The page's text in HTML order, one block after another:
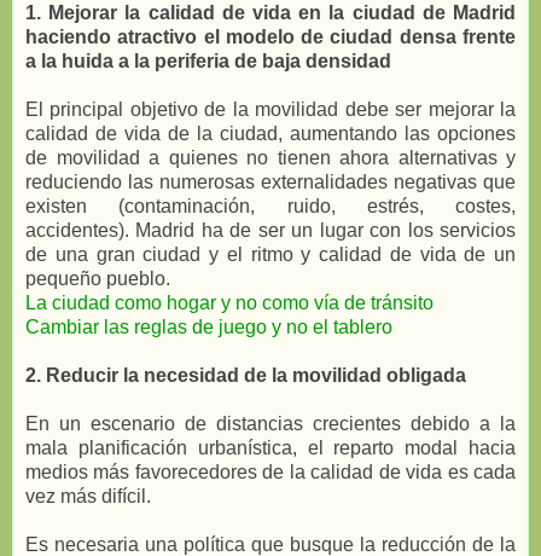
1. Mejorar la calidad de vida en la ciudad de Madrid
haciendo atractivo el modelo de ciudad densa frente
a la huida a la periferia de baja densidad
El principal objetivo de la movilidad debe ser mejorar la
calidad de vida de la ciudad, aumentando las opciones
de movilidad a quienes no tienen ahora alternativas y
reduciendo las numerosas externalidades negativas que
existen (contaminación, ruido, estrés, costes,
accidentes). Madrid ha de ser un lugar con los servicios
de una gran ciudad y el ritmo y calidad de vida de un
pequeño pueblo.
La ciudad como hogar y no como vía de tránsito
Cambiar las reglas de juego y no el tablero
2. Reducir la necesidad de la movilidad obligada
En un escenario de distancias crecientes debido a la
mala planificación urbanística, el reparto modal hacia
medios más favorecedores de la calidad de vida es cada
vez más difícil.
Es necesaria una política que busque la reducción de la